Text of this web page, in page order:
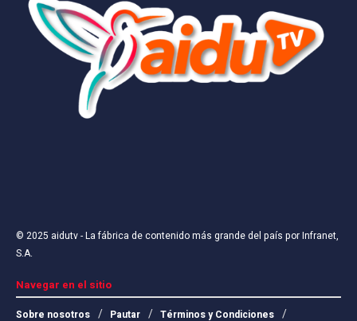
© 2025 aidutv- La fábrica de contenido más grande del país porInfranet,
S.A.
Navegar en el sitio
Sobre nosotros Pautar Términos y Condiciones